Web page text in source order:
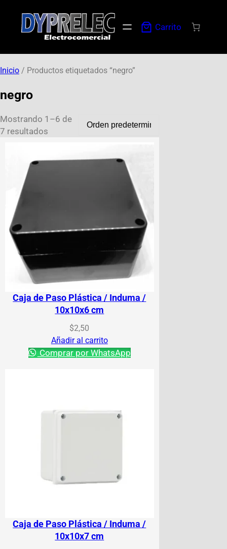
Carrito
Inicio / Productos etiquetados “negro”
negro
Mostrando 1–6 de
7 resultados
Caja de Paso Plástica / Induma /
10x10x6 cm
$2,50
Añadir al carrito
Comprar por WhatsApp
Caja de Paso Plástica / Induma /
10x10x7 cm